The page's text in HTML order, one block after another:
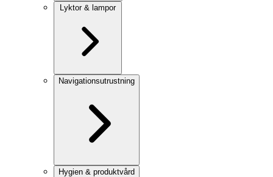
Lyktor & lampor
Navigationsutrustning
Hygien & produktvård